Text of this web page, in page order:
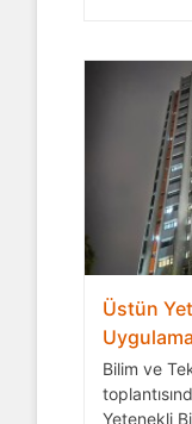
Üstün
Bilim ve
toplantısında (15 Ocak 2013 Salı)
Yetenekli